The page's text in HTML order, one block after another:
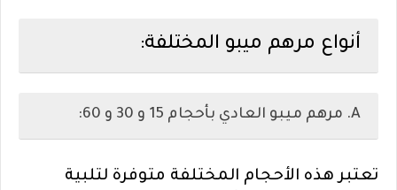
أنواع مرهم ميبو المختلفة:
A. مرهم ميبو العادي بأحجام 15 و 30 و 60:
تعتبر هذه الأحجام المختلفة متوفرة لتلبية